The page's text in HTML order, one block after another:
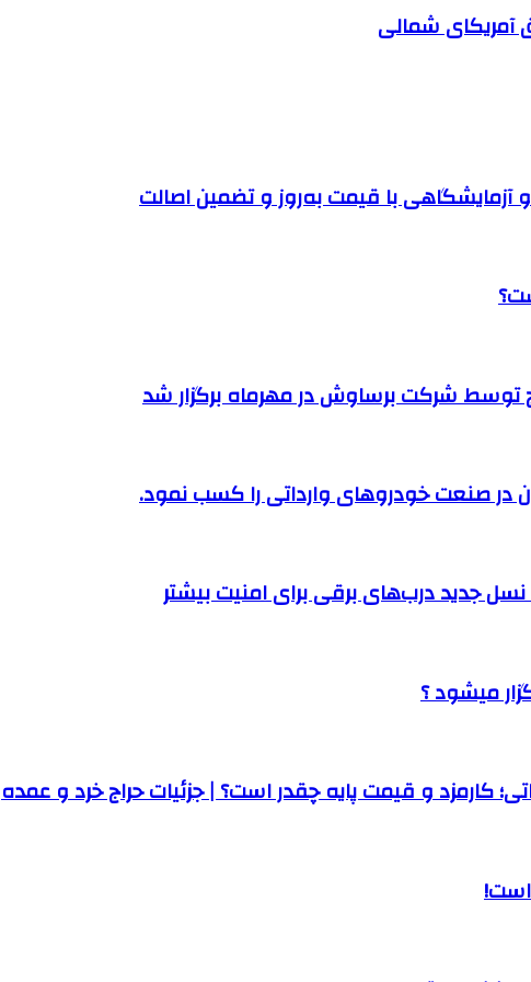
شمالی
آزمایشگاهی با قیمت به‌روز و تضمین اصالت
توسط شرکت برساوش در مهرماه برگزار شد
در صنعت خودروهای وارداتی را کسب نمود.
کارمزد و قیمت پایه چقدر است؟ | جزئیات حراج خرد و عمده
است!